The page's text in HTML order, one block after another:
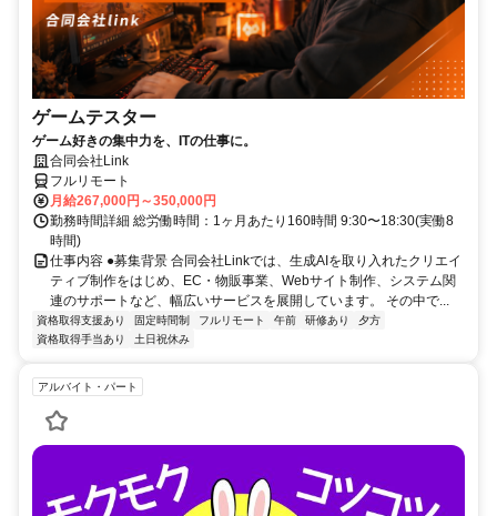
ゲームテスター
ゲーム好きの集中力を、ITの仕事に。
合同会社Link
フルリモート
月給267,000円～350,000円
勤務時間詳細 総労働時間：1ヶ月あたり160時間 9:30〜18:30(実働8
時間)
仕事内容 ●募集背景 合同会社Linkでは、生成AIを取り入れたクリエイ
ティブ制作をはじめ、EC・物販事業、Webサイト制作、システム関
連のサポートなど、幅広いサービスを展開しています。 その中で...
資格取得支援あり 固定時間制 フルリモート 午前 研修あり
夕方
資格取得手当あり
土日祝休み
アルバイト・パート